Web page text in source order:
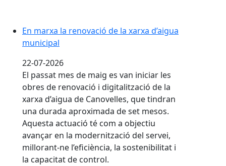
En marxa la renovació de la xarxa d’aigua
municipal
22-07-2026
El passat mes de maig es van iniciar les
obres de renovació i digitalització de la
xarxa d’aigua de Canovelles, que tindran
una durada aproximada de set mesos.
Aquesta actuació té com a objectiu
avançar en la modernització del servei,
millorant-ne l’eficiència, la sostenibilitat i
la capacitat de control.